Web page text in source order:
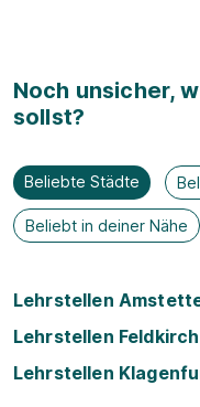
Noch unsicher,
sollst?
Beliebte Städte
Beliebt in deiner Nähe
Lehrstellen
Lehrstellen Feldkirch
Lehrstellen